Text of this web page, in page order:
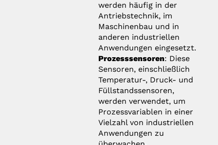
werden häufig in der
Antriebstechnik, im
Maschinenbau und in
anderen industriellen
Anwendungen eingesetzt.
Prozesssensoren: Diese
Sensoren, einschließlich
Temperatur-, Druck- und
Füllstandssensoren,
werden verwendet, um
Prozessvariablen in einer
Vielzahl von industriellen
Anwendungen zu